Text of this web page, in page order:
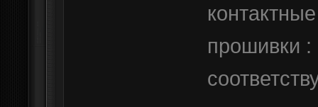
прошивки :